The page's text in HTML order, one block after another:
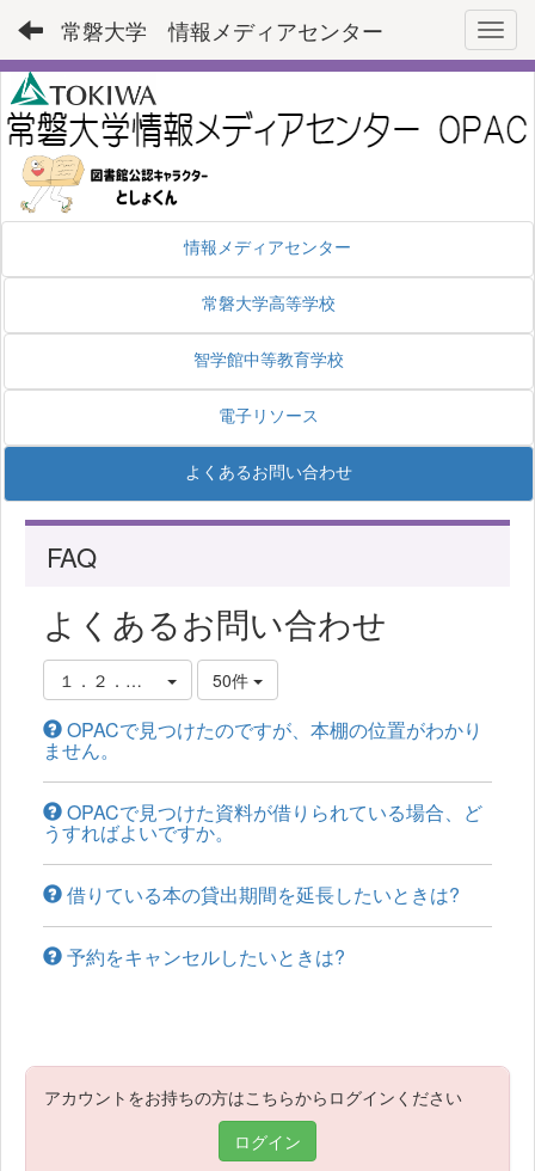
常磐大学 情報メディアセンター
情報メディアセンター
常磐大学高等学校
智学館中等教育学校
電子リソース
よくあるお問い合わせ
FAQ
よくあるお問い合わせ
１．２．本棚の探し方・借り方・予約の仕方
50件
OPACで見つけたのですが、本棚の位置がわかり
ません。
OPACで見つけた資料が借りられている場合、ど
うすればよいですか。
借りている本の貸出期間を延長したいときは?
予約をキャンセルしたいときは?
アカウントをお持ちの方はこちらからログインください
ログイン